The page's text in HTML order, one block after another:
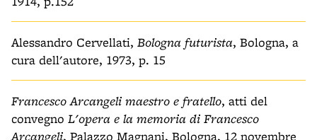
Alessandro Cervellati, Bologna futurista, Bologna, a
cura dell'autore, 1973, p. 15
Francesco Arcangeli maestro e fratello, atti del
convegno L'opera e la memoria di Francesco
Arcangeli, Palazzo Magnani, Bologna, 12 novembre